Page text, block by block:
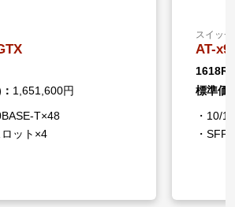
できます。
ノードから以下のSNMPトラッ
り、ネットワーク状態の一元管理を
】インターフェース（リンクアップ/
有効/無効）・STP（ルートポート変
ェンジ）・SFP（受信光レベル超過/低
1,651,600円
T×48
ロット×4
スイッチ
AT-
1618R
標準価
・10/
・